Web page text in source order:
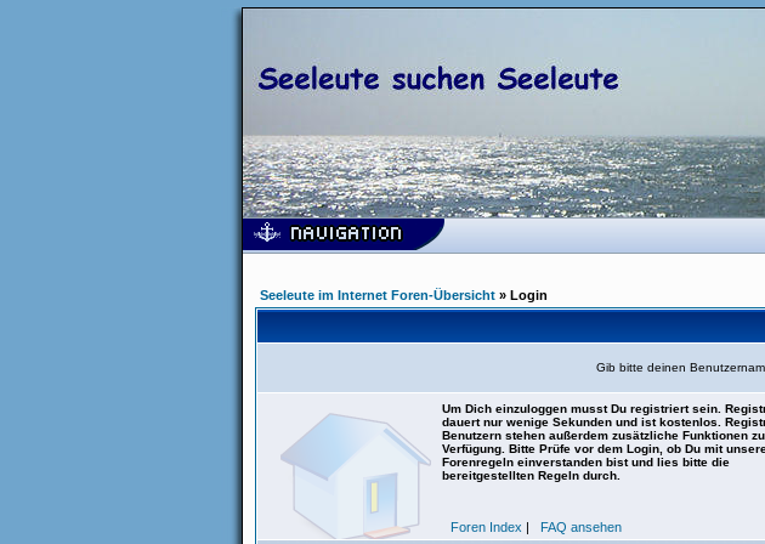
Seeleute im Internet Foren-Übersicht » Login
Gib bitte deinen
Um Dich einzuloggen musst Du registriert sein.
dauert nur wenige Sekunden und ist kostenlos.
Benutzern stehen außerdem zusätzliche Funktionen
Verfügung. Bitte Prüfe vor dem Login, ob Du mit
Forenregeln einverstanden bist und lies bitte die
bereitgestellten Regeln durch.
Foren Index | FAQ ansehen